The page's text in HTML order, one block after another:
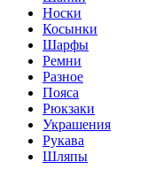
Носки
Косынки
Шарфы
Ремни
Разное
Пояса
Рюкзаки
Украшения
Рукава
Шляпы